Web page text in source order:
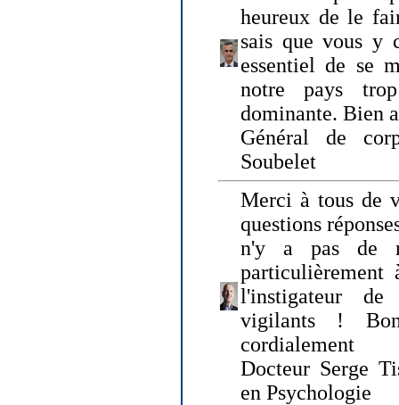
heureux de le
sais que vous y
essentiel de se
notre pays
dominante. Bien
Général de
Soubelet
Merci à tous de
questions
n'y a pas de
l'instigateur de
vigilants !
cordialement
Docteur Serge
en Psychologie